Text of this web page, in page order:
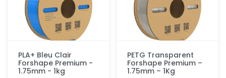
PLA+ Bleu Clair
Forshape Premium -
1.75mm - 1kg
PETG Transparent
Forshape Premium –
1.75mm – 1Kg